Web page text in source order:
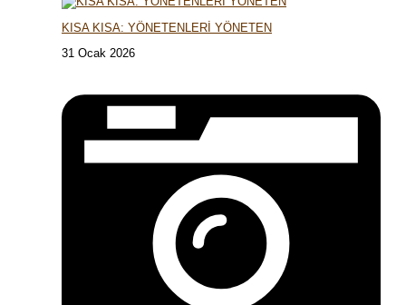
KISA KISA: YÖNETENLERİ YÖNETEN
31 Ocak 2026